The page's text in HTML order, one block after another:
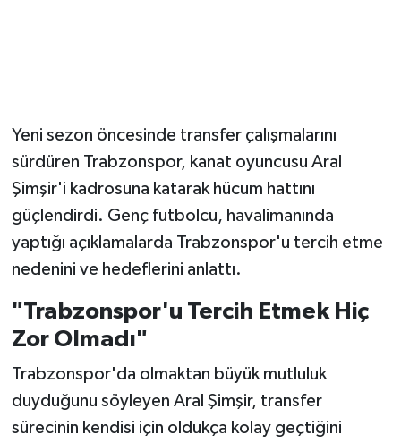
Yeni sezon öncesinde transfer çalışmalarını
sürdüren Trabzonspor, kanat oyuncusu Aral
Şimşir'i kadrosuna katarak hücum hattını
güçlendirdi. Genç futbolcu, havalimanında
yaptığı açıklamalarda Trabzonspor'u tercih etme
nedenini ve hedeflerini anlattı.
"Trabzonspor'u Tercih Etmek Hiç
Zor Olmadı"
Trabzonspor'da olmaktan büyük mutluluk
duyduğunu söyleyen Aral Şimşir, transfer
sürecinin kendisi için oldukça kolay geçtiğini
Sokak Hayvanlarını Sahiplendirme
Sonsöz Özel
Spor
Vasıta
Yaşam